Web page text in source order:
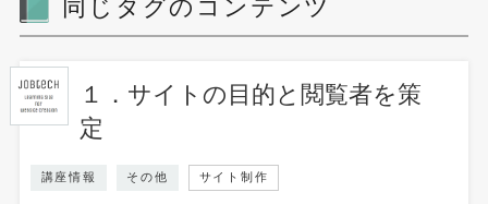
１．サイトの目的と閲覧者を策
定
講座情報 その他 サイト制作